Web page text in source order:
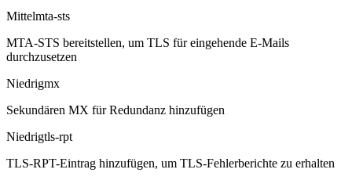
Mittelmta-sts
MTA-STS bereitstellen, um TLS für eingehende E-Mails
durchzusetzen
Niedrigmx
Sekundären MX für Redundanz hinzufügen
Niedrigtls-rpt
TLS-RPT-Eintrag hinzufügen, um TLS-Fehlerberichte zu erhalten